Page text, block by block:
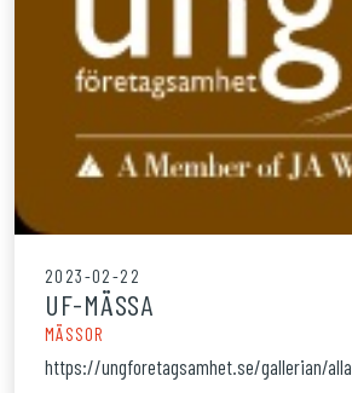
2023-02-22
UF-MÄSSA
MÄSSOR
https://ungforetagsamhet.se/gallerian/